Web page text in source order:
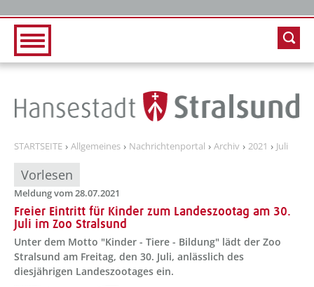
STARTSEITE Allgemeines Nachrichtenportal Archiv 2021 Juli
Vorlesen
Meldung vom 28.07.2021
Freier Eintritt für Kinder zum Landeszootag am 30.
Juli im Zoo Stralsund
Unter dem Motto "Kinder - Tiere - Bildung" lädt der Zoo
Stralsund am Freitag, den 30. Juli, anlässlich des
diesjährigen Landeszootages ein.